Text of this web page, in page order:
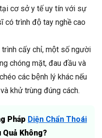
cơ sở y tế uy tín với sự
có trình độ tay nghề cao
cấy chỉ, một số người
chóng mặt, đau đầu và
các bệnh lý khác nếu
khử trùng đúng cách.
Pháp Diện Chẩn Thoái
Quả Không?